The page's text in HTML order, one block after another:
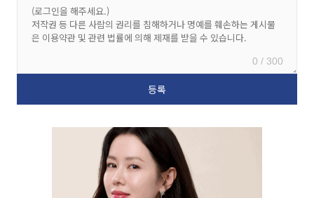
0 / 300